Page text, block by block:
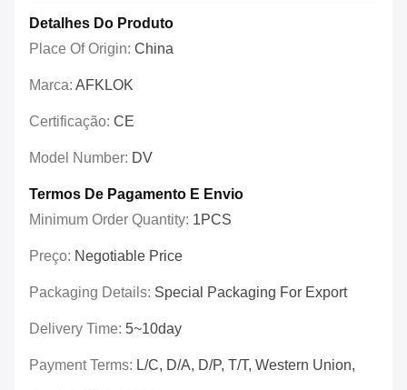
Detalhes Do Produto
Place Of Origin: China
Marca: AFKLOK
Certificação: CE
Model Number: DV
Termos De Pagamento E Envio
Minimum Order Quantity: 1PCS
Preço: Negotiable Price
Packaging Details: Special Packaging For Export
Delivery Time: 5~10day
Payment Terms: L/C, D/A, D/P, T/T, Western Union,